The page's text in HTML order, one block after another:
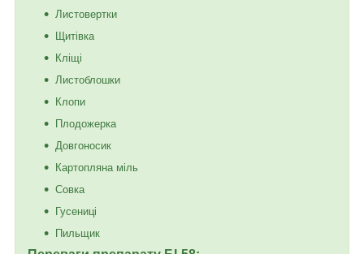
Листовертки
Щитівка
Кліщі
Листоблошки
Клопи
Плодожерка
Довгоносик
Картопляна міль
Совка
Гусениці
Пильщик